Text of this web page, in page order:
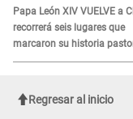
Papa León XIV VUELVE a
recorrerá seis lugares que
marcaron su historia
Regresar al inicio